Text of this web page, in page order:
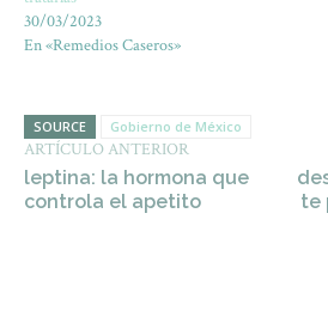
30/03/2023
En «Remedios Caseros»
SOURCE Gobierno de México
ARTÍCULO ANTERIOR
leptina: la hormona que
controla el apetito
te